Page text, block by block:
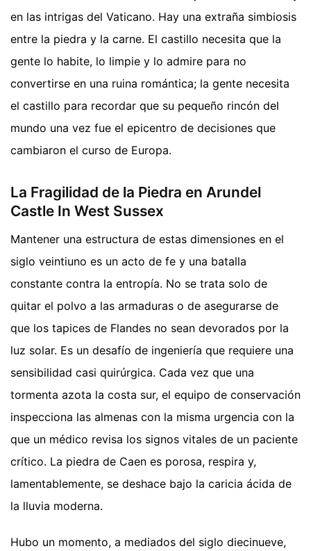
en las intrigas del Vaticano. Hay una extraña simbiosis
entre la piedra y la carne. El castillo necesita que la
gente lo habite, lo limpie y lo admire para no
convertirse en una ruina romántica; la gente necesita
el castillo para recordar que su pequeño rincón del
mundo una vez fue el epicentro de decisiones que
cambiaron el curso de Europa.
La Fragilidad de la Piedra en Arundel
Castle In West Sussex
Mantener una estructura de estas dimensiones en el
siglo veintiuno es un acto de fe y una batalla
constante contra la entropía. No se trata solo de
quitar el polvo a las armaduras o de asegurarse de
que los tapices de Flandes no sean devorados por la
luz solar. Es un desafío de ingeniería que requiere una
sensibilidad casi quirúrgica. Cada vez que una
tormenta azota la costa sur, el equipo de conservación
inspecciona las almenas con la misma urgencia con la
que un médico revisa los signos vitales de un paciente
crítico. La piedra de Caen es porosa, respira y,
lamentablemente, se deshace bajo la caricia ácida de
la lluvia moderna.
Hubo un momento, a mediados del siglo diecinueve,